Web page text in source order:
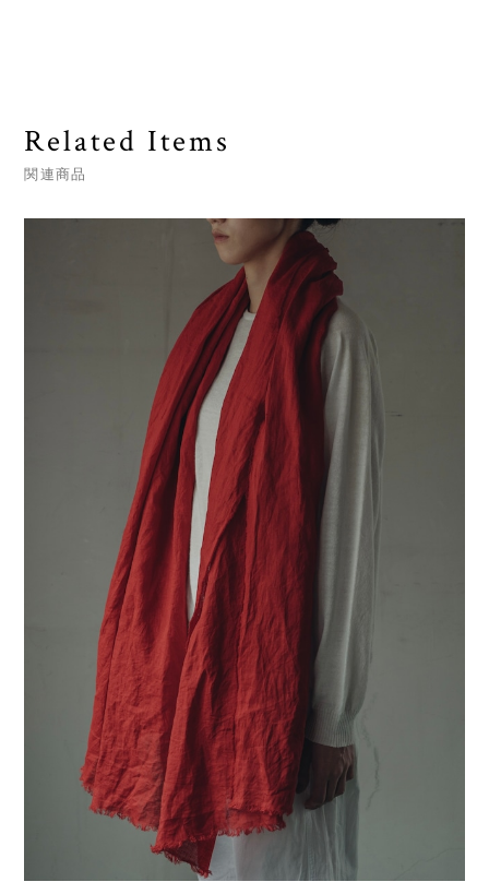
Related Items
関連商品